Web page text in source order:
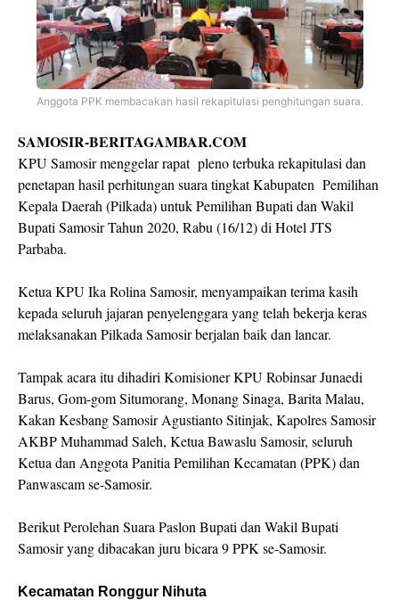
Anggota PPK membacakan hasil rekapitulasi penghitungan suara.
SAMOSIR-BERITAGAMBAR.COM
KPU Samosir menggelar rapat pleno terbuka rekapitulasi dan
penetapan hasil perhitungan suara tingkat Kabupaten Pemilihan
Kepala Daerah (Pilkada) untuk Pemilihan Bupati dan Wakil
Bupati Samosir Tahun 2020, Rabu (16/12) di Hotel JTS
Parbaba.
Ketua KPU Ika Rolina Samosir, menyampaikan terima kasih
kepada seluruh jajaran penyelenggara yang telah bekerja keras
melaksanakan Pilkada Samosir berjalan baik dan lancar.
Tampak acara itu dihadiri Komisioner KPU Robinsar Junaedi
Barus, Gom-gom Situmorang, Monang Sinaga, Barita Malau,
Kakan Kesbang Samosir Agustianto Sitinjak, Kapolres Samosir
AKBP Muhammad Saleh, Ketua Bawaslu Samosir, seluruh
Ketua dan Anggota Panitia Pemilihan Kecamatan (PPK) dan
Panwascam se-Samosir.
Berikut Perolehan Suara Paslon Bupati dan Wakil Bupati
Samosir yang dibacakan juru bicara 9 PPK se-Samosir.
Kecamatan Ronggur Nihuta